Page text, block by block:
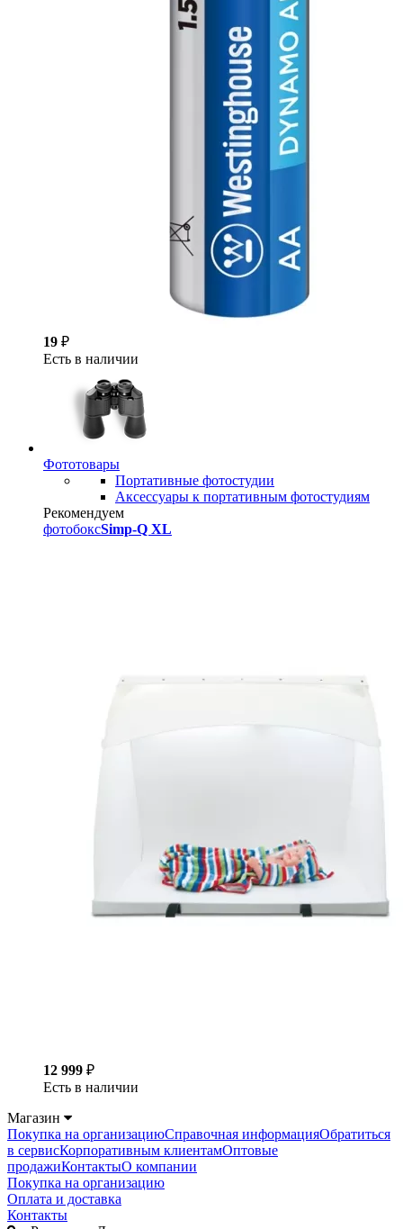
19 ₽
Есть в наличии
Фототовары
Портативные фотостудии
Аксессуары к портативным фотостудиям
Рекомендуем
фотобоксSimp-Q XL
12 999 ₽
Есть в наличии
Магазин
Покупка на организациюСправочная информацияОбратиться
в сервисКорпоративным клиентамОптовые
продажиКонтактыО компании
Покупка на организацию
Оплата и доставка
Контакты